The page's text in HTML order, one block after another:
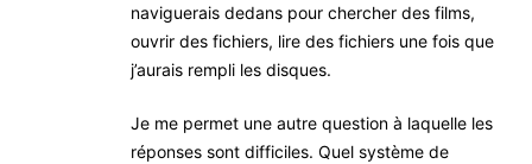
naviguerais dedans pour chercher des films,
ouvrir des fichiers, lire des fichiers une fois que
j’aurais rempli les disques.
Je me permet une autre question à laquelle les
réponses sont difficiles. Quel système de